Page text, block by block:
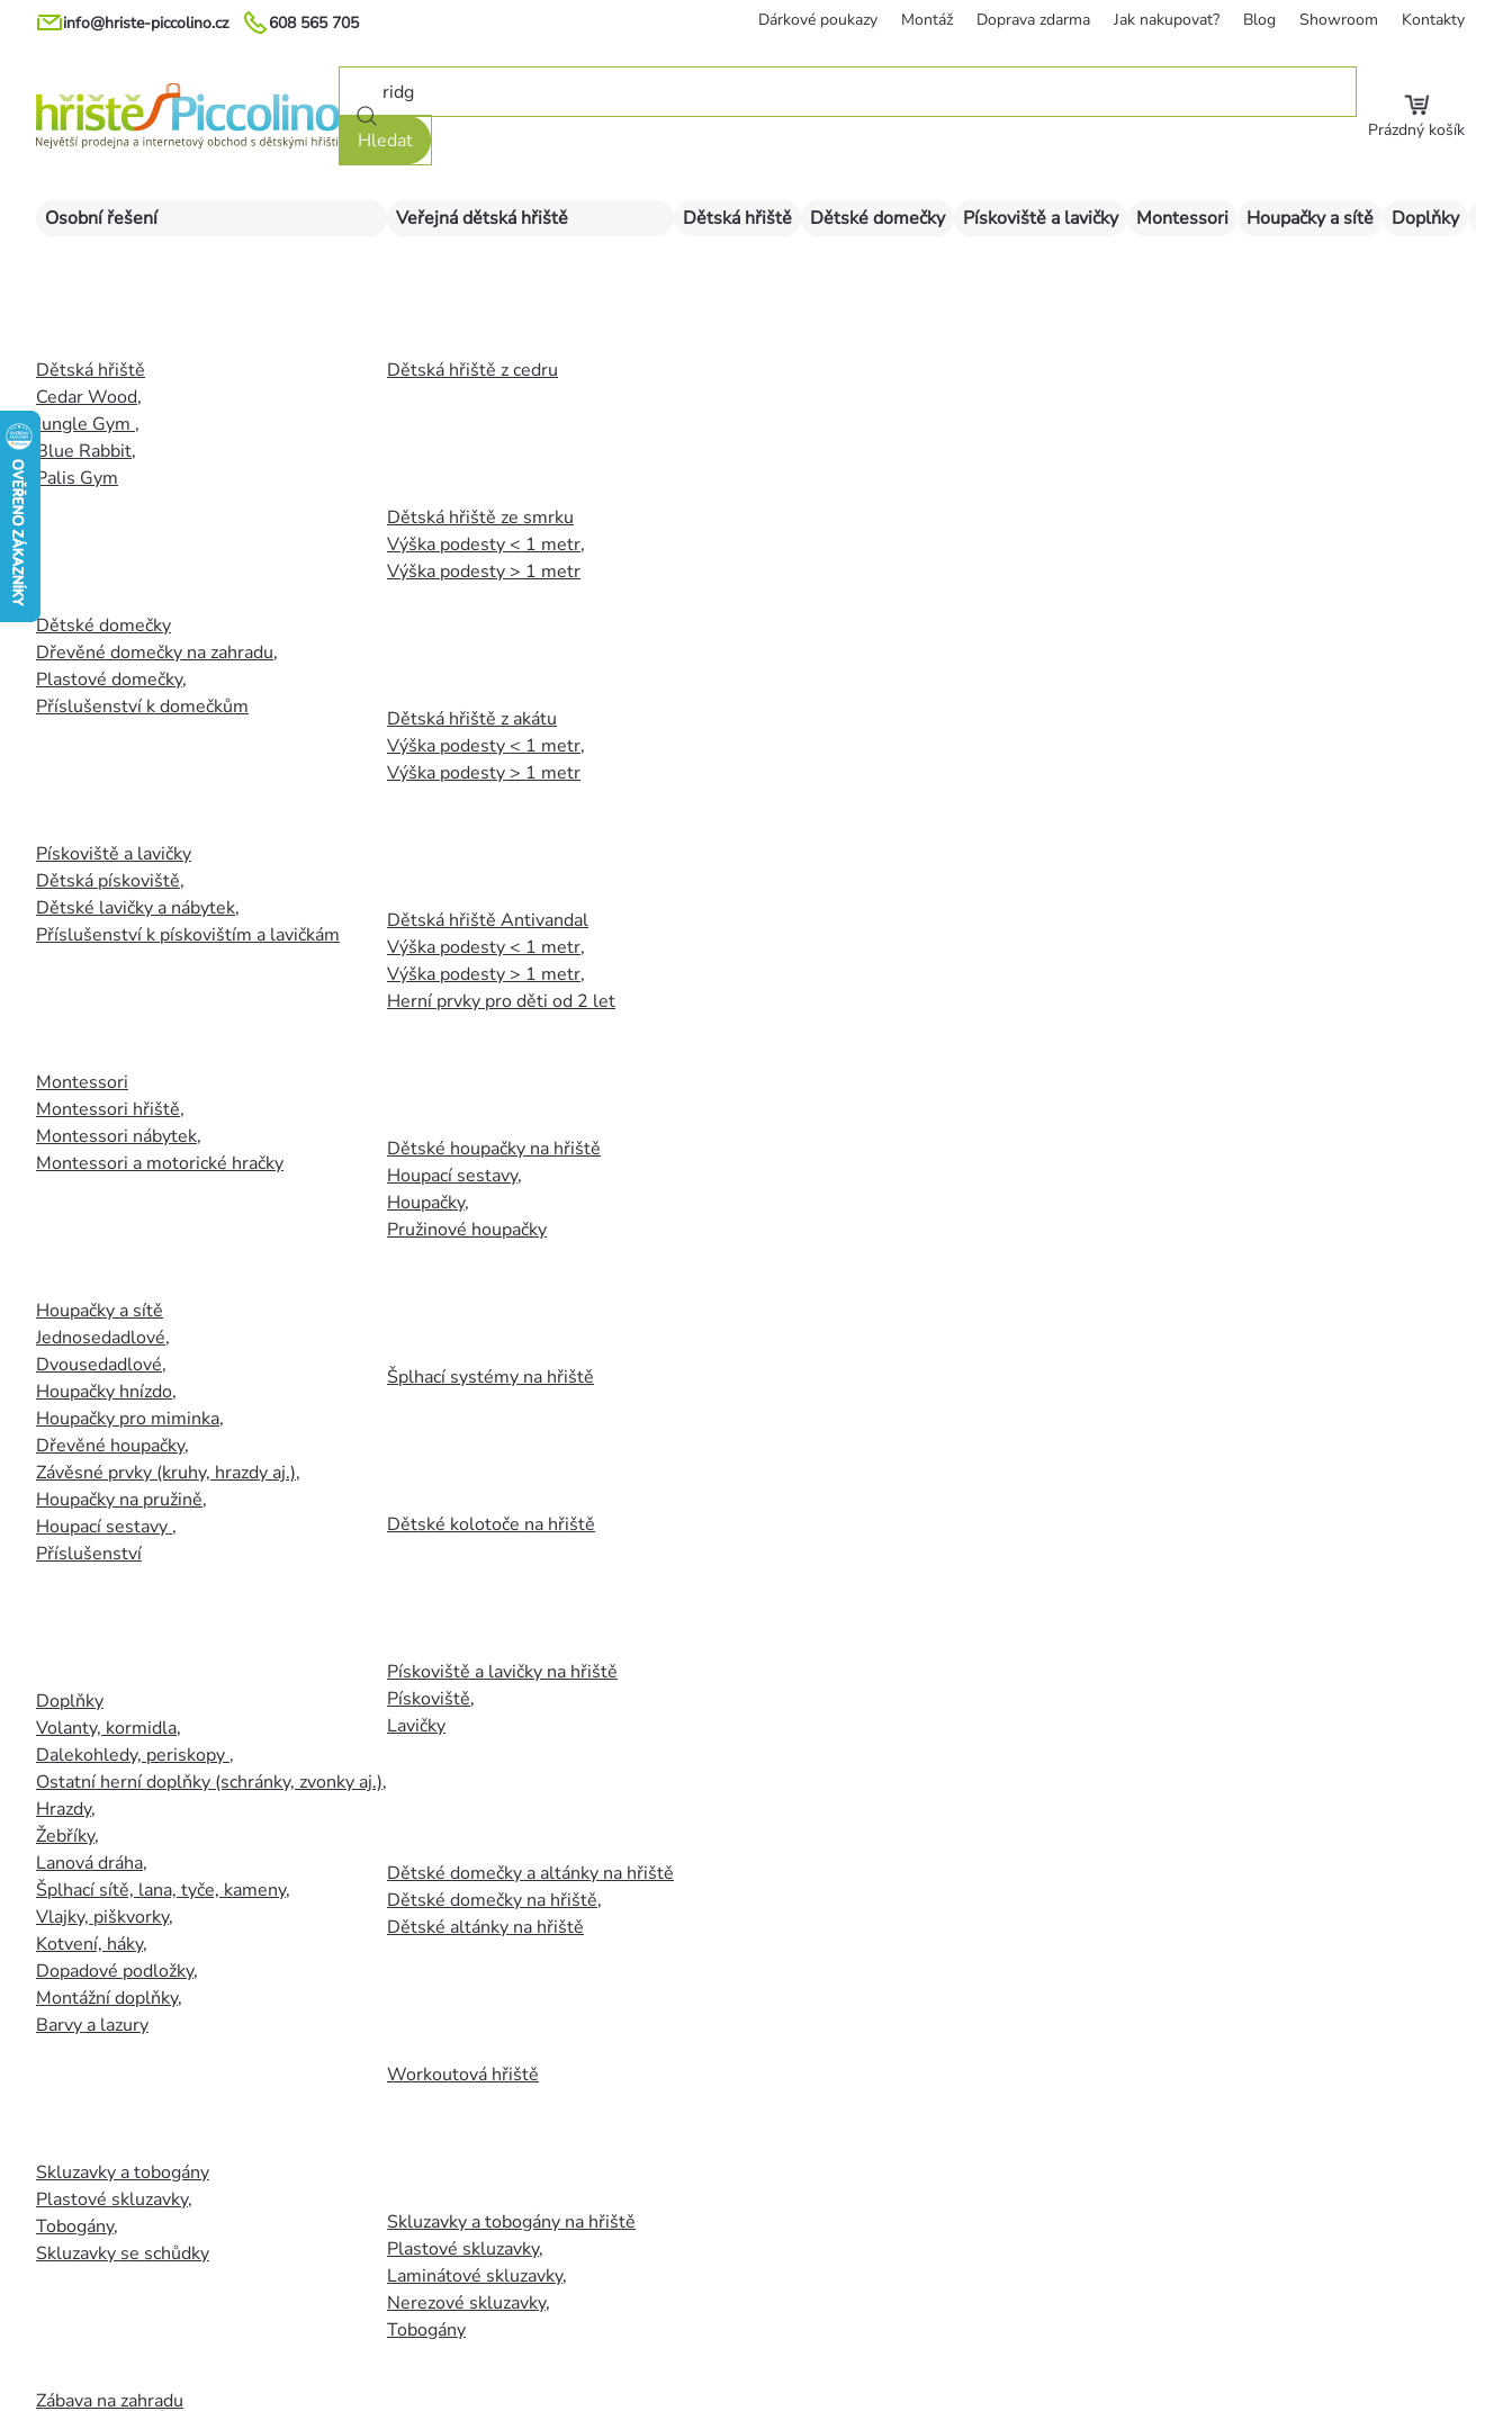
Přejít
608 565 705
info@hriste-piccolino.cz Dárkové poukazy Montáž Doprava zdarma Jak nakupovat? Blog Showroom Kontakty
Hledat Prázdný košík
Osobní řešení
Dětská hřiště
Cedar Wood,
Jungle Gym ,
Blue Rabbit,
Palis Gym
Dětské domečky
Dřevěné domečky na zahradu,
Plastové domečky,
Příslušenství k domečkům
Pískoviště a lavičky
Dětská pískoviště,
Dětské lavičky a nábytek,
Příslušenství k pískovištím a lavičkám
Montessori
Montessori hřiště,
Montessori nábytek,
Montessori a motorické hračky
Houpačky a sítě
Jednosedadlové,
Dvousedadlové,
Houpačky hnízdo,
Houpačky pro miminka,
Dřevěné houpačky,
Závěsné prvky (kruhy, hrazdy aj.),
Houpačky na pružině,
Houpací sestavy ,
Příslušenství
Doplňky
Volanty, kormidla,
Dalekohledy, periskopy ,
Ostatní herní doplňky (schránky, zvonky aj.),
Hrazdy,
Žebříky,
Lanová dráha,
Šplhací sítě, lana, tyče, kameny,
Vlajky, piškvorky,
Kotvení, háky,
Dopadové podložky,
Montážní doplňky,
Barvy a lazury
Skluzavky a tobogány
Plastové skluzavky,
Tobogány,
Skluzavky se schůdky
Zábava na zahradu
Veřejná dětská hřiště
Dětská hřiště z cedru
Dětská hřiště ze smrku
Výška podesty < 1 metr,
Výška podesty > 1 metr
Dětská hřiště z akátu
Výška podesty < 1 metr,
Výška podesty > 1 metr
Dětská hřiště Antivandal
Výška podesty < 1 metr,
Výška podesty > 1 metr,
Herní prvky pro děti od 2 let
Dětské houpačky na hřiště
Houpací sestavy,
Houpačky,
Pružinové houpačky
Šplhací systémy na hřiště
Dětské kolotoče na hřiště
Pískoviště a lavičky na hřiště
Pískoviště,
Lavičky
Dětské domečky a altánky na hřiště
Dětské domečky na hřiště,
Dětské altánky na hřiště
Workoutová hřiště
Skluzavky a tobogány na hřiště
Plastové skluzavky,
Laminátové skluzavky,
Nerezové skluzavky,
Tobogány
Dětská hřiště Dětské domečky Pískoviště a lavičky Montessori Houpačky a sítě Doplňky